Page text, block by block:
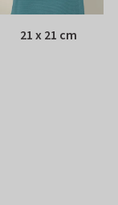
21 x 21 cm